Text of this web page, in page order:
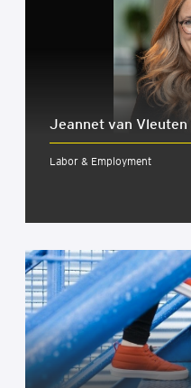
Jeannet van Vleuten
Labor & Employment